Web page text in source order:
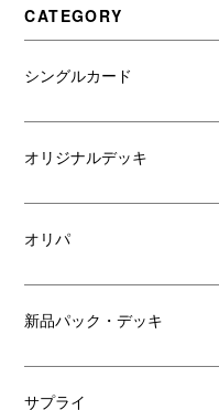
CATEGORY
シングルカード
オリジナルデッキ
オリパ
新品パック・デッキ
サプライ